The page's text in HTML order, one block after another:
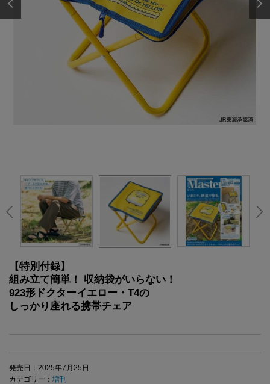
【特別付録】
組み立て簡単！ 収納袋がいらない！
923形ドクターイエロー・T4の
しっかり座れる携帯チェア
発売日：2025年7月25日
カテゴリー： 増刊